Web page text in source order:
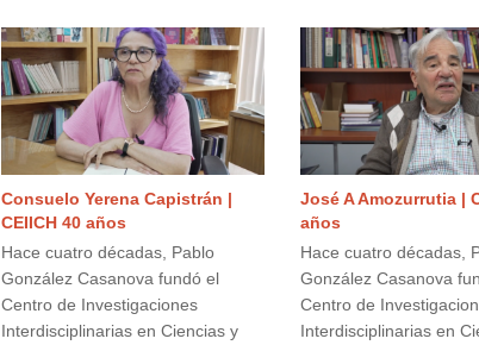
Consuelo Yerena Capistrán |
CEIICH 40 años
Hace cuatro décadas, Pablo
González Casanova fundó el
Centro de Investigaciones
Interdisciplinarias en Ciencias y
José A Amozurrutia |
años
Hace cuatro décadas,
González Casanova
Centro de
Interdisciplinarias en